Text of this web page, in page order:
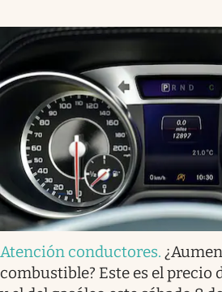
Atención conductores.
combustible? Este es el precio